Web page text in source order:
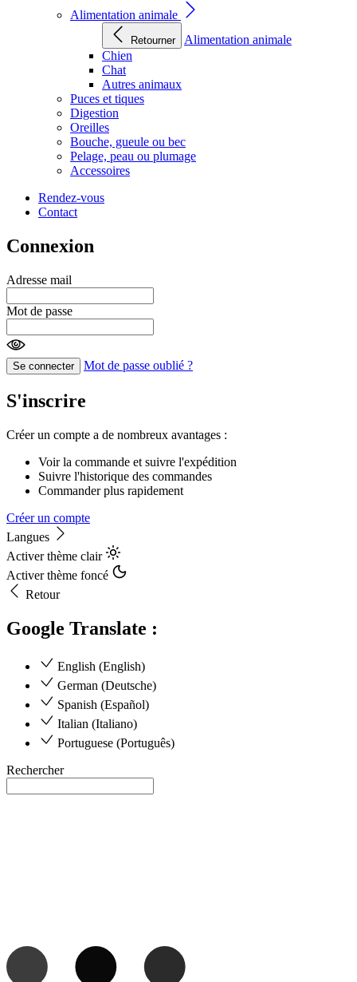
Alimentation animale
Retourner
Alimentation animale
Chien
Chat
Autres animaux
Puces et tiques
Digestion
Oreilles
Bouche, gueule ou bec
Pelage, peau ou plumage
Accessoires
Rendez-vous
Contact
Connexion
Adresse mail
Mot de passe
Se connecter Mot de passe oublié ?
S'inscrire
Créer un compte a de nombreux avantages :
Voir la commande et suivre l'expédition
Suivre l'historique des commandes
Commander plus rapidement
Créer un compte
Langues
Activer thème clair
Activer thème foncé
Retour
Google Translate :
English (English)
German (Deutsche)
Spanish (Español)
Italian (Italiano)
Portuguese (Português)
Rechercher